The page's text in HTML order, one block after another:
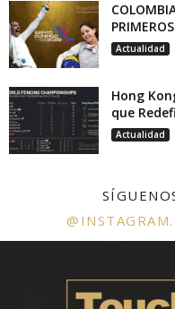
Actualidad
Hong
que
Actualidad